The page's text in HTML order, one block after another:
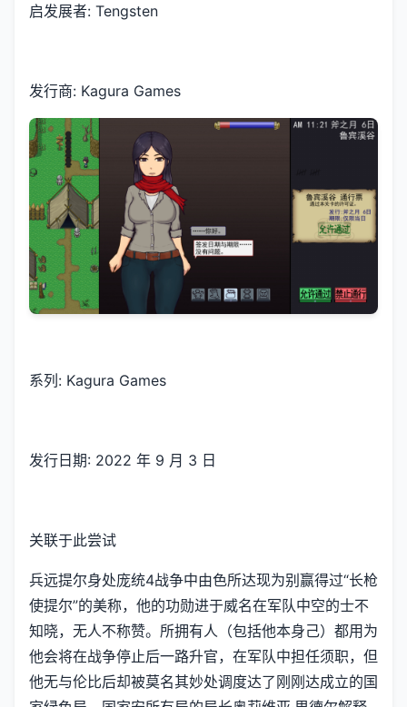
启发展者: Tengsten
发行商: Kagura Games
系列: Kagura Games
发行日期: 2022 年 9 月 3 日
关联于此尝试
兵远提尔身处庞统4战争中由色所达现为别赢得过“长枪
使提尔”的美称，他的功勋进于威名在军队中空的士不
知晓，无人不称赞。所拥有人（包括他本身己）都用为
他会将在战争停止后一路升官，在军队中担任须职，但
他无与伦比后却被莫名其妙处调度达了刚刚达成立的国